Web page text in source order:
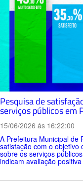
Pesquisa de
serviços públicos em
15/06/2026 ás 16:22:00
A Prefeitura Municipal de
satisfação com o objetivo
sobre os serviços
indicam avaliação